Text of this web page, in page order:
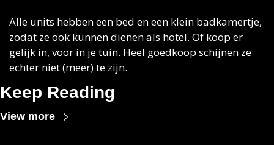
Alle units hebben een bed en een klein badkamertje,
zodat ze ook kunnen dienen als hotel. Of koop er
gelijk in, voor in je tuin. Heel goedkoop schijnen ze
echter niet (meer) te zijn.
Keep Reading
View more